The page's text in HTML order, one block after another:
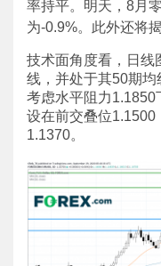
率持平。明天，8月
为-0.9%。此外还将
技术面角度看，日线
线，并处于其50期
考虑水平阻力1.1850
设在前交叠位1.1500
1.1370。